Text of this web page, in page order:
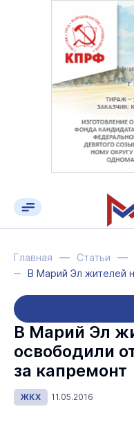
Главная Статьи
В Марий Эл
освободили
за капремонт
ЖКХ 11.05.2016